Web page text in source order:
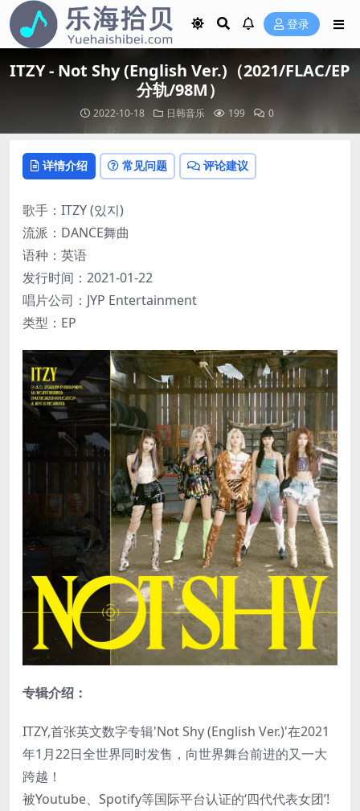
登录
ITZY - Not Shy (English Ver.)（2021/FLAC/EP
分轨/98M）
2022-10-18 日韩音乐 199 0
详情介绍 常见问题 评论建议
歌手：ITZY (있지)
流派：DANCE舞曲
语种：英语
发行时间：2021-01-22
唱片公司：JYP Entertainment
类型：EP
专辑介绍：
ITZY,首张英文数字专辑'Not Shy (English Ver.)'在2021
年1月22日全世界同时发售，向世界舞台前进的又一大
跨越！
被Youtube、Spotify等国际平台认证的‘四代代表女团’!